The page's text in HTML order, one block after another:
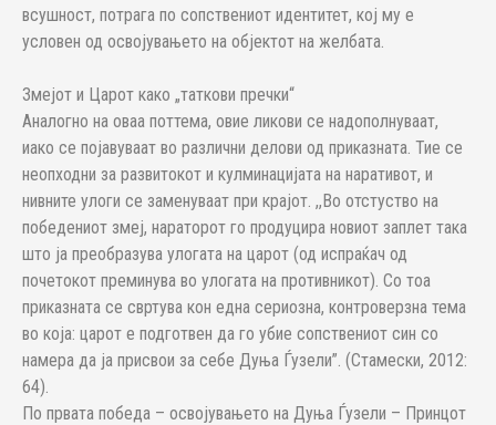
всушност, потрага по сопствениот идентитет, кој му е
условен од освојувањето на објектот на желбата.
Змејот и Царот како „таткови пречки“
Аналогно на оваа поттема, овие ликови се надополнуваат,
иако се појавуваат во различни делови од приказната. Тие се
неопходни за развитокот и кулминацијата на наративот, и
нивните улоги се заменуваат при крајот. ,,Во отстуство на
победениот змеј, нараторот го продуцира новиот заплет така
што ја преобразува улогата на царот (од испраќач од
почетокот преминува во улогата на противникот). Со тоа
приказната се свртува кон една сериозна, контроверзна тема
во која: царот е подготвен да го убие сопствениот син со
намера да ја присвои за себе Дуња Ѓузели”. (Стамески, 2012:
64).
По првата победа – освојувањето на Дуња Ѓузели – Принцот